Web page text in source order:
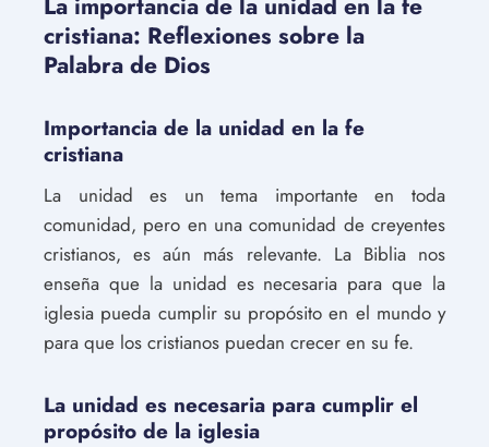
La importancia de la unidad en la fe
cristiana: Reflexiones sobre la
Palabra de Dios
Importancia de la unidad en la fe
cristiana
La unidad es un tema importante en toda
comunidad, pero en una comunidad de creyentes
cristianos, es aún más relevante. La Biblia nos
enseña que la unidad es necesaria para que la
iglesia pueda cumplir su propósito en el mundo y
para que los cristianos puedan crecer en su fe.
La unidad es necesaria para cumplir el
propósito de la iglesia